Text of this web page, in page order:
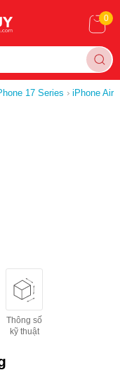
0
17 Series iPhone Air
Thông số
kỹ thuật